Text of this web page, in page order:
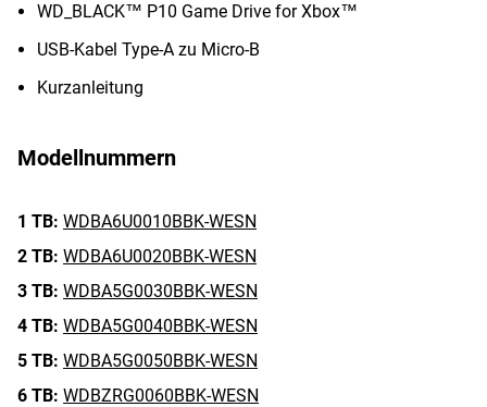
WD_BLACK™ P10 Game Drive for Xbox™
USB-Kabel Type-A zu Micro-B
Kurzanleitung
Modellnummern
1 TB: WDBA6U0010BBK-WESN
2 TB: WDBA6U0020BBK-WESN
3 TB: WDBA5G0030BBK-WESN
4 TB: WDBA5G0040BBK-WESN
5 TB: WDBA5G0050BBK-WESN
6 TB: WDBZRG0060BBK-WESN